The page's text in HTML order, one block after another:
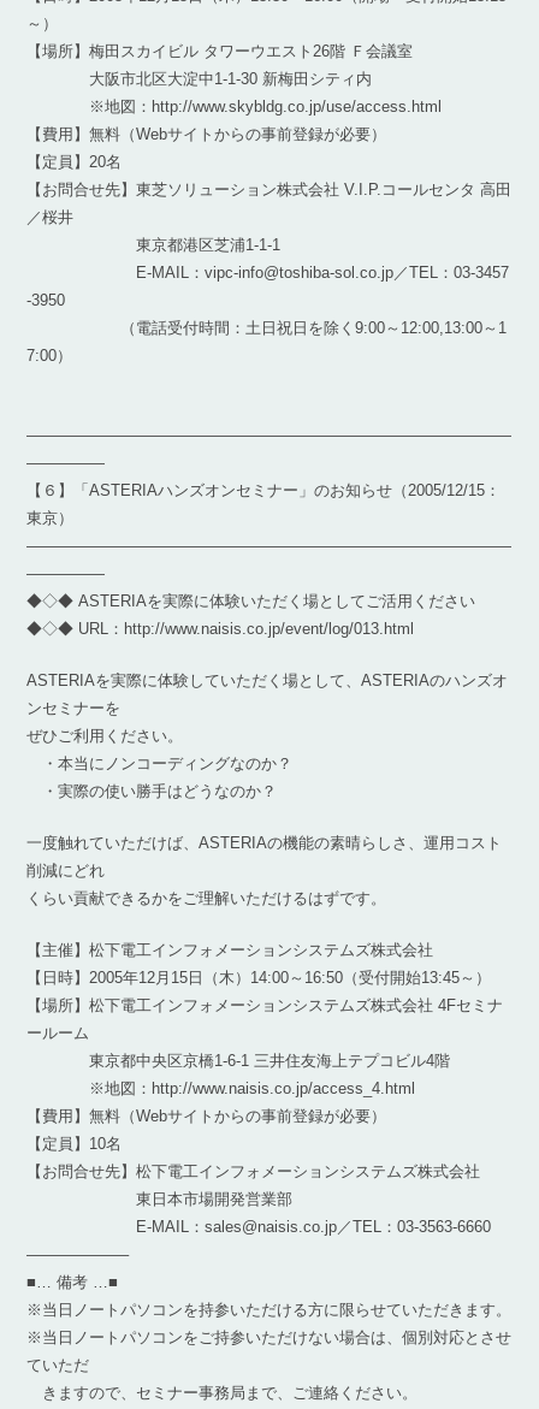
～）
【場所】梅田スカイビル タワーウエスト26階 Ｆ会議室
大阪市北区大淀中1-1-30 新梅田シティ内
※地図：http://www.skybldg.co.jp/use/access.html
【費用】無料（Webサイトからの事前登録が必要）
【定員】20名
【お問合せ先】東芝ソリューション株式会社 V.I.P.コールセンタ 高田
／桜井
東京都港区芝浦1-1-1
E-MAIL：vipc-info@toshiba-sol.co.jp／TEL：03-3457
-3950
（電話受付時間：土日祝日を除く9:00～12:00,13:00～1
7:00）
―――――――――――――――――――――――――――――――
―――――
【６】「ASTERIAハンズオンセミナー」のお知らせ（2005/12/15：
東京）
―――――――――――――――――――――――――――――――
―――――
◆◇◆ ASTERIAを実際に体験いただく場としてご活用ください
◆◇◆ URL：http://www.naisis.co.jp/event/log/013.html
ASTERIAを実際に体験していただく場として、ASTERIAのハンズオ
ンセミナーを
ぜひご利用ください。
・本当にノンコーディングなのか？
・実際の使い勝手はどうなのか？
一度触れていただけば、ASTERIAの機能の素晴らしさ、運用コスト
削減にどれ
くらい貢献できるかをご理解いただけるはずです。
【主催】松下電工インフォメーションシステムズ株式会社
【日時】2005年12月15日（木）14:00～16:50（受付開始13:45～）
【場所】松下電工インフォメーションシステムズ株式会社 4Fセミナ
ールーム
東京都中央区京橋1-6-1 三井住友海上テプコビル4階
※地図：http://www.naisis.co.jp/access_4.html
【費用】無料（Webサイトからの事前登録が必要）
【定員】10名
【お問合せ先】松下電工インフォメーションシステムズ株式会社
東日本市場開発営業部
E-MAIL：sales@naisis.co.jp／TEL：03-3563-6660
——————–
■… 備考 …■
※当日ノートパソコンを持参いただける方に限らせていただきます。
※当日ノートパソコンをご持参いただけない場合は、個別対応とさせ
ていただ
きますので、セミナー事務局まで、ご連絡ください。